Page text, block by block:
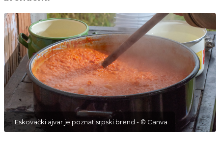
LEskovački ajvar je poznat srpski brend - © Canva